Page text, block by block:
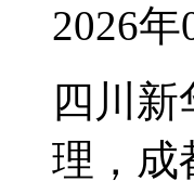
2026年
四川
理，成